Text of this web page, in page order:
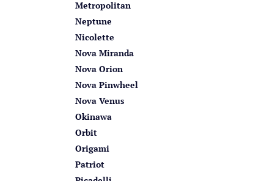
Metropolitan
Neptune
Nicolette
Nova Miranda
Nova Orion
Nova Pinwheel
Nova Venus
Okinawa
Orbit
Origami
Patriot